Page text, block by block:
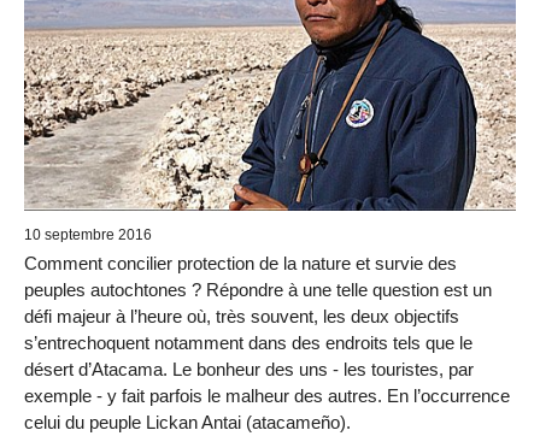
10 septembre 2016
Comment concilier protection de la nature et survie des
peuples autochtones ? Répondre à une telle question est un
défi majeur à l’heure où, très souvent, les deux objectifs
s’entrechoquent notamment dans des endroits tels que le
désert d’Atacama. Le bonheur des uns - les touristes, par
exemple - y fait parfois le malheur des autres. En l’occurrence
celui du peuple Lickan Antai (atacameño).